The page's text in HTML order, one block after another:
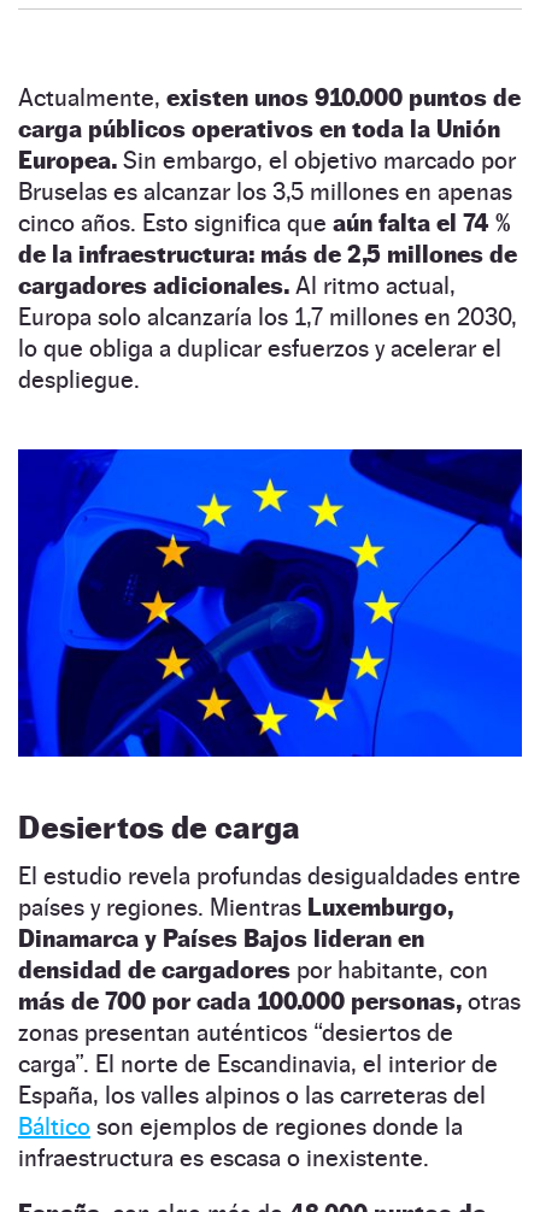
Actualmente, existen unos 910.000 puntos de
carga públicos operativos en toda la Unión
Europea. Sin embargo, el objetivo marcado por
Bruselas es alcanzar los 3,5 millones en apenas
cinco años. Esto significa que aún falta el 74 %
de la infraestructura: más de 2,5 millones de
cargadores adicionales. Al ritmo actual,
Europa solo alcanzaría los 1,7 millones en 2030,
lo que obliga a duplicar esfuerzos y acelerar el
despliegue.
Desiertos de carga
El estudio revela profundas desigualdades entre
países y regiones. Mientras Luxemburgo,
Dinamarca y Países Bajos lideran en
densidad de cargadores por habitante, con
más de 700 por cada 100.000 personas, otras
zonas presentan auténticos “desiertos de
carga”. El norte de Escandinavia, el interior de
España, los valles alpinos o las carreteras del
Báltico son ejemplos de regiones donde la
infraestructura es escasa o inexistente.